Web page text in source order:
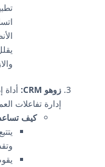
زوهو CRM:
أداة
إدارة تفاعلات
كيف